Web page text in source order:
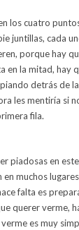
los cuatro
juntillas, cada
porque hay
en la mitad, hay
detrás de
les mentiría si
fila.
piadosas en
muchos
falta es
querer verme,
es muy